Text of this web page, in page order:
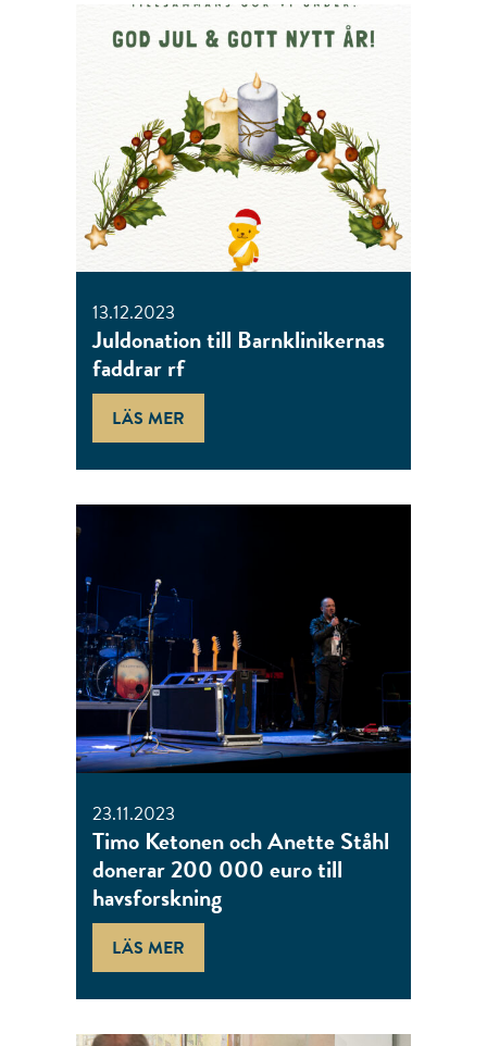
13.12.2023
Juldonation till Barnklinikernas
faddrar rf
LÄS MER
23.11.2023
Timo Ketonen och Anette Ståhl
donerar 200 000 euro till
havsforskning
LÄS MER